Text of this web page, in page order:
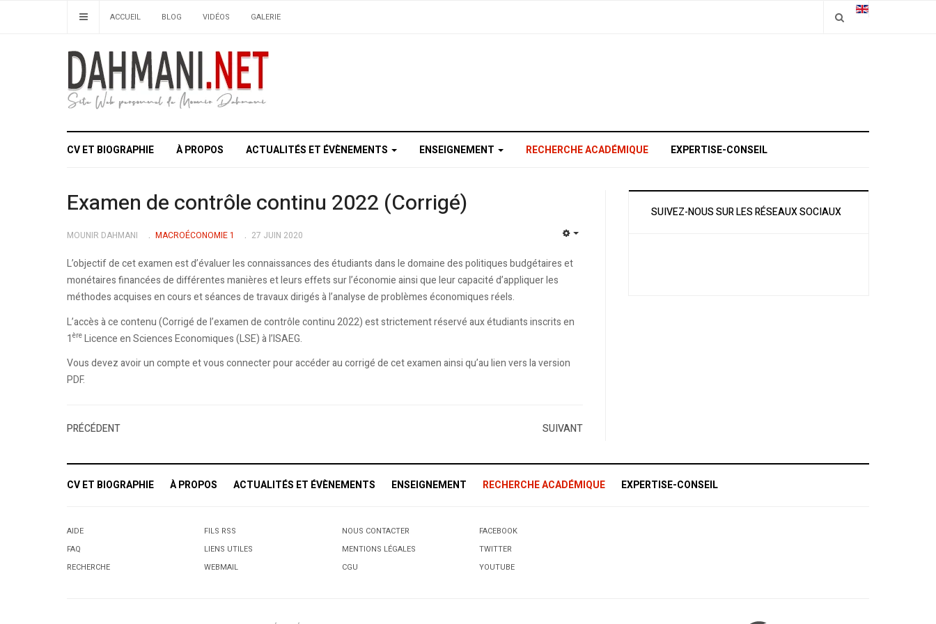
ACCUEIL BLOG VIDÉOS GALERIE
CV ET BIOGRAPHIE À PROPOS ACTUALITÉS ET ÉVÈNEMENTS ENSEIGNEMENT RECHERCHE ACADÉMIQUE EXPERTISE-CONSEIL
Examen de contrôle continu 2022 (Corrigé)
MOUNIR DAHMANI MACROÉCONOMIE 1 27 JUIN 2020
L’objectif de cet examen est d’évaluer les connaissances des étudiants dans le domaine des politiques budgétaires et
monétaires financées de différentes manières et leurs effets sur l’économie ainsi que leur capacité d’appliquer les
méthodes acquises en cours et séances de travaux dirigés à l’analyse de problèmes économiques réels.
L’accès à ce contenu (Corrigé de l’examen de contrôle continu 2022) est strictement réservé aux étudiants inscrits en
1 ère Licence en Sciences Economiques (LSE) à l’ISAEG.
Vous devez avoir un compte et vous connecter pour accéder au corrigé de cet examen ainsi qu’au lien vers la version
PDF.
PRÉCÉDENT SUIVANT
SUIVEZ-NOUS SUR LES RÉSEAUX SOCIAUX
CV ET BIOGRAPHIE À PROPOS ACTUALITÉS ET ÉVÈNEMENTS ENSEIGNEMENT RECHERCHE ACADÉMIQUE EXPERTISE-CONSEIL
AIDE
FAQ
RECHERCHE
FILS RSS
LIENS UTILES
WEBMAIL
NOUS CONTACTER
MENTIONS LÉGALES
CGU
FACEBOOK
TWITTER
YOUTUBE